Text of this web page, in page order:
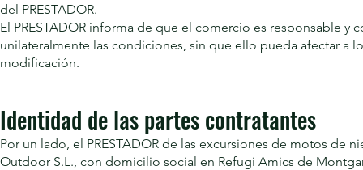
del PRESTADOR.
El PRESTADOR informa de que el comercio es responsable
unilateralmente las condiciones, sin que ello pueda afectar a
modificación.
Identidad de las partes contratantes
Por un lado, el PRESTADOR de las excursiones de motos de
Outdoor S.L., con domicilio social en Refugi Amics de